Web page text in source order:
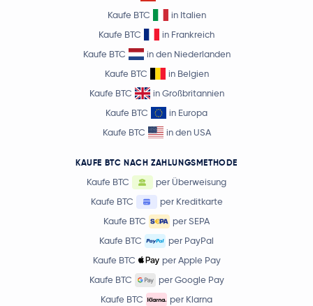
Kaufe BTC
in Italien
Kaufe BTC
in Frankreich
Kaufe BTC
in den Niederlanden
Kaufe BTC
in Belgien
Kaufe BTC
in Großbritannien
Kaufe BTC
in Europa
Kaufe BTC
in den USA
KAUFE BTC NACH ZAHLUNGSMETHODE
Kaufe BTC
per Überweisung
Kaufe BTC
per Kreditkarte
Kaufe BTC
per SEPA
Kaufe BTC
per PayPal
Kaufe BTC
per Apple Pay
Kaufe BTC
per Google Pay
Kaufe BTC
per Klarna